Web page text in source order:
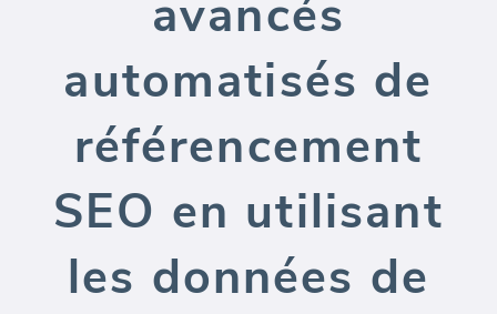
avancés
automatisés de
référencement
SEO en utilisant
les données de